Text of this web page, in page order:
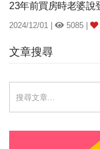
文章搜尋
23年前買房時老婆說
2024/12/01 | 5085 |